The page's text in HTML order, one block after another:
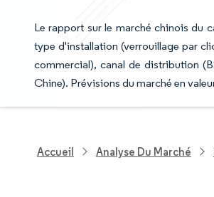
Le rapport sur le marché chinois du
type d'installation (verrouillage par
commercial), canal de distribution
Chine). Prévisions du marché en
Accueil Analyse Du Marché